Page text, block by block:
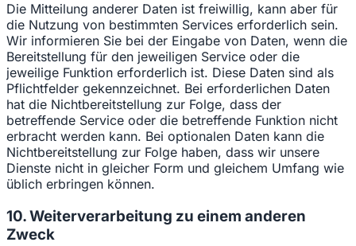
Die Mitteilung anderer Daten ist freiwillig, kann aber für
die Nutzung von bestimmten Services erforderlich sein.
Wir informieren Sie bei der Eingabe von Daten, wenn die
Bereitstellung für den jeweiligen Service oder die
jeweilige Funktion erforderlich ist. Diese Daten sind als
Pflichtfelder gekennzeichnet. Bei erforderlichen Daten
hat die Nichtbereitstellung zur Folge, dass der
betreffende Service oder die betreffende Funktion nicht
erbracht werden kann. Bei optionalen Daten kann die
Nichtbereitstellung zur Folge haben, dass wir unsere
Dienste nicht in gleicher Form und gleichem Umfang wie
üblich erbringen können.
10. Weiterverarbeitung zu einem anderen
Zweck